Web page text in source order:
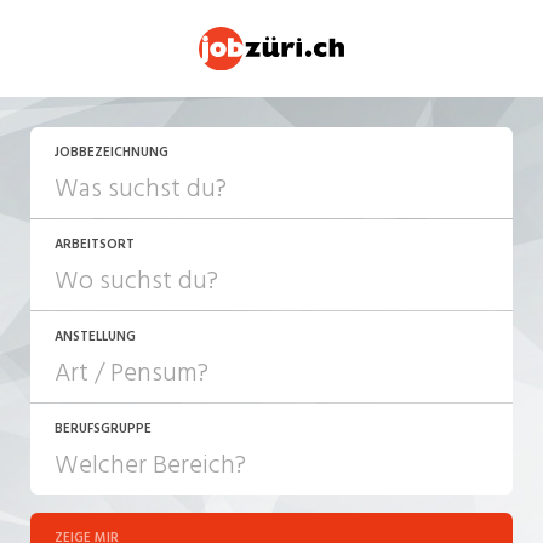
JOBBEZEICHNUNG
ARBEITSORT
ANSTELLUNG
JOB-TYP
Festanstellung
BERUFSGRUPPE
ZEIGE MIR